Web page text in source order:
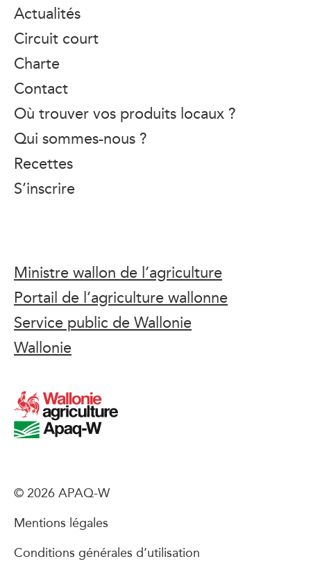
Actualités
Circuit court
Charte
Contact
Où trouver vos produits locaux ?
Qui sommes-nous ?
Recettes
S’inscrire
Ministre wallon de l’agriculture
Portail de l’agriculture wallonne
Service public de Wallonie
Wallonie
© 2026 APAQ-W
Mentions légales
Conditions générales d’utilisation